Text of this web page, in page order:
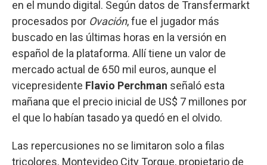
en el mundo digital. Según datos de Transfermarkt
procesados por Ovación, fue el jugador más
buscado en las últimas horas en la versión en
español de la plataforma. Allí tiene un valor de
mercado actual de 650 mil euros, aunque el
vicepresidente Flavio Perchman señaló esta
mañana que el precio inicial de US$ 7 millones por
el que lo habían tasado ya quedó en el olvido.
Las repercusiones no se limitaron solo a filas
tricolores. Montevideo City Torque, propietario de